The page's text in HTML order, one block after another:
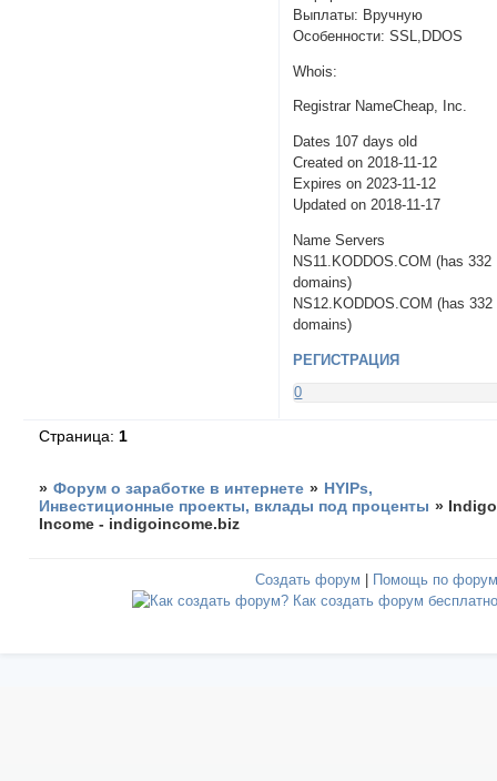
Выплаты: Вручную
Особенности: SSL,DDOS
Whois:
Registrar NameCheap, Inc.
Dates 107 days old
Created on 2018-11-12
Expires on 2023-11-12
Updated on 2018-11-17
Name Servers
NS11.KODDOS.COM (has 332
domains)
NS12.KODDOS.COM (has 332
domains)
РЕГИСТРАЦИЯ
0
Страница: 1
» Форум о заработке в интернете » HYIPs,
Инвестиционные проекты, вклады под проценты » Indigo
Income - indigoincome.biz
Создать форум Помощь по